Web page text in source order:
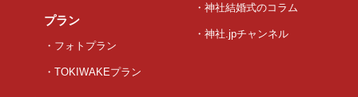
プラン
・フォトプラン
・TOKIWAKEプラン
・神社結婚式のコラム
・神社.jpチャンネル